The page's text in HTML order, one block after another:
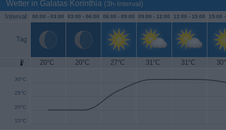
Wetter in Galatas Korinthia (3h-Interval)
Interval 00:00 - 03:00 03:00 - 06:00 06:00 - 09:00 09:00 - 12:00 12:00 - 15:00 15:00
Tag
20°C 20°C 27°C 31°C 31°C
15°C
20°C
25°C
30°C
35°C